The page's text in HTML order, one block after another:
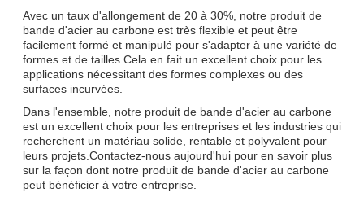
Avec un taux d'allongement de 20 à 30%, notre produit de
bande d'acier au carbone est très flexible et peut être
facilement formé et manipulé pour s'adapter à une variété de
formes et de tailles.Cela en fait un excellent choix pour les
applications nécessitant des formes complexes ou des
surfaces incurvées.
Dans l'ensemble, notre produit de bande d'acier au carbone
est un excellent choix pour les entreprises et les industries qui
recherchent un matériau solide, rentable et polyvalent pour
leurs projets.Contactez-nous aujourd'hui pour en savoir plus
sur la façon dont notre produit de bande d'acier au carbone
peut bénéficier à votre entreprise.